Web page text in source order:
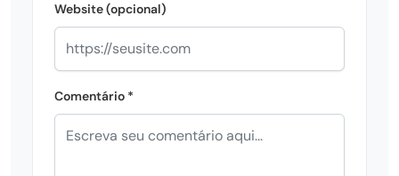
Website (opcional)
Comentário *